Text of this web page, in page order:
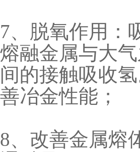
7、脱氧作用：
熔融金属与大气
间的接触吸收
善冶金性能；
8、改善金属熔